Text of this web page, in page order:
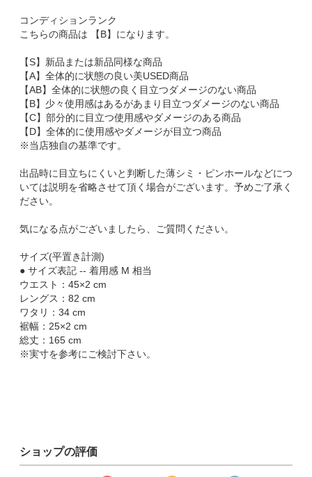
コンディションランク
こちらの商品は 【B】になります。
【S】新品または新品同様な商品
【A】全体的に状態の良い美USED商品
【AB】全体的に状態の良く目立つダメージのない商品
【B】少々使用感はあるがあまり目立つダメージのない商品
【C】部分的に目立つ使用感やダメージのある商品
【D】全体的に使用感やダメージが目立つ商品
※当店独自の基準です。
出品時に目立ちにくいと判断した薄シミ・ピンホールなどにつ
いては説明を省略させて頂く場合がございます。予めご了承く
ださい。
気になる点がございましたら、ご質問ください。
サイズ(平置き計測)
● サイズ表記 -- 着用感 M 相当
ウエスト：45×2 cm
レングス：82 cm
ワタリ：34 cm
裾幅：25×2 cm
総丈：165 cm
※実寸を参考にご検討下さい。
ショップの評価